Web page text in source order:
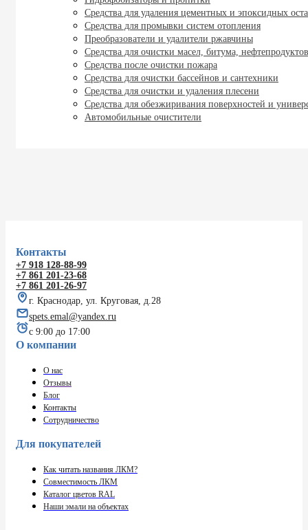
Средства для удаления цементных и эпоксидных
Средства для промывки систем отопления
Преобразователи и удалители ржавчины
Средства для очистки масел, битума, нефтепродуктов
Средства после очистки пожара
Средства для очистки бассейнов и сантехники
Средства для очистки и удаления плесени
Средства для обезжиривания поверхностей и
Автомобильные очистители
Контакты
+7 918 128-88-99
+7 861 201-23-68
+7 861 201-26-97
г. Краснодар, ул. Круговая, д.28
spets.emal@yandex.ru
с 9:00 до 17:00
О компании
О нас
Отзывы
Блог
Контакты
Сотрудничество
Для покупателей
Как читать названия ЛКМ?
Совместимость ЛКМ
Каталог цветов RAL
Наши эмали на объектах